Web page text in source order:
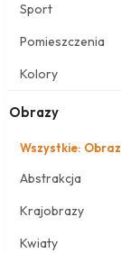
Sport
Pomieszczenia
Kolory
Obrazy
Wszystkie:
Abstrakcja
Krajobrazy
Kwiaty